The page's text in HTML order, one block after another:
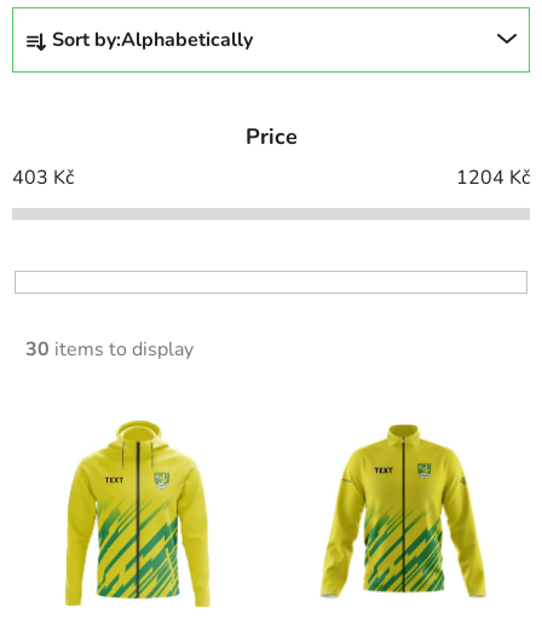
P
o
c
t
o
r
Sort by:Alphabetically
Price
403 Kč 1204 Kč
30 items to display